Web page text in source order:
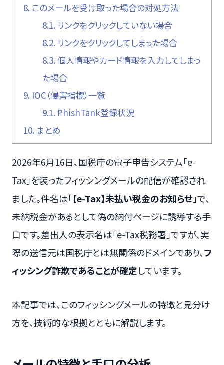
8. このメールを受け取った場合の対処方法
8.1. リンクをクリックしていない場合
8.2. リンクをクリックしてしまった場合
8.3. 個人情報やカード情報を入力してしまっ
た場合
9. IOC（侵害指標）一覧
9.1. PhishTank登録状況
10. まとめ
2026年6月16日、国税庁の電子申告システム「e-
Tax」を装ったフィッシングメールの配信が確認され
ました。件名は「【e-Tax】未払い税金のお知らせ」で、
未納税金があるとして偽の納付ページに誘導する手
口です。差出人の表示名は「e-Tax税務署」ですが、実
際の送信元は国税庁とは無関係のドメインであり、フ
ィッシング詐欺であることが確定しています。
本記事では、このフィッシングメールの特徴と見分け
方を、技術的な根拠とともに解説します。